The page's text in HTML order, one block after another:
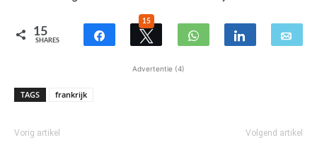
15
SHARES
15
Advertentie (4)
TAGS frankrijk
Vorig artikel Volgend artikel